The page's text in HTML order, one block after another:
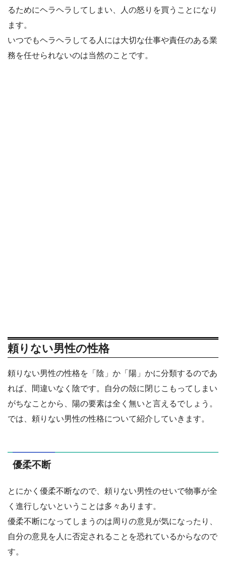
るためにヘラヘラしてしまい、人の怒りを買うことになり
ます。
いつでもヘラヘラしてる人には大切な仕事や責任のある業
務を任せられないのは当然のことです。
頼りない男性の性格
頼りない男性の性格を「陰」か「陽」かに分類するのであ
れば、間違いなく陰です。自分の殻に閉じこもってしまい
がちなことから、陽の要素は全く無いと言えるでしょう。
では、頼りない男性の性格について紹介していきます。
優柔不断
とにかく優柔不断なので、頼りない男性のせいで物事が全
く進行しないということは多々あります。
優柔不断になってしまうのは周りの意見が気になったり、
自分の意見を人に否定されることを恐れているからなので
す。